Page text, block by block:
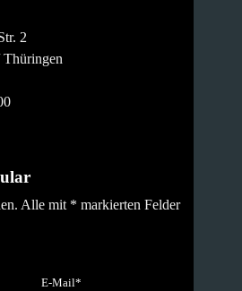
2
Thüringen
Alle mit * markierten Felder
E-Mail*